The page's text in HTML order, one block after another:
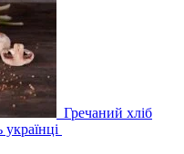
Гречаний хліб